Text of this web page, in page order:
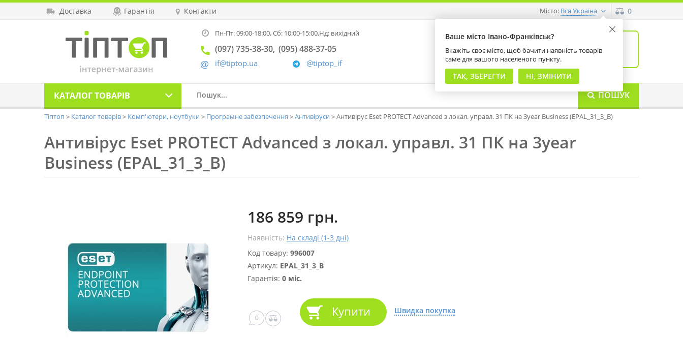
Доставка Гарантія Контакти
Ваше місто Івано-Франківськ?
Вкажіть своє місто, щоб бачити наявність товарів
саме для вашого населеного пункту.
ТАК, ЗБЕРЕГТИ НІ, ЗМІНИТИ
Місто: Вся Україна 0
Пн-Пт: 09:00-18:00,Сб: 10:00-15:00,Нд: вихідний
(097) 735-38-30 (095) 488-37-05
@tiptop_if
if@tiptop.ua
0
на суму 0 грн
КАТАЛОГТОВАРІВ ПОШУК
Тіптоп Каталог товарів Комп'ютери, ноутбуки Програмне забезпечення Антивіруси Антивірус Eset PROTECT Advanced з локал. управл. 31 ПК на 3year Business (EPAL_31_3_B)
Антивірус Eset PROTECT Advanced з локал. управл. 31 ПК на 3year
Business (EPAL_31_3_B)
186 859 грн.
Наявність: На складі (1-3 дні)
Код товару: 996007
Артикул: EPAL_31_3_B
Гарантія: 0 міс.
0 Купити Швидка покупка